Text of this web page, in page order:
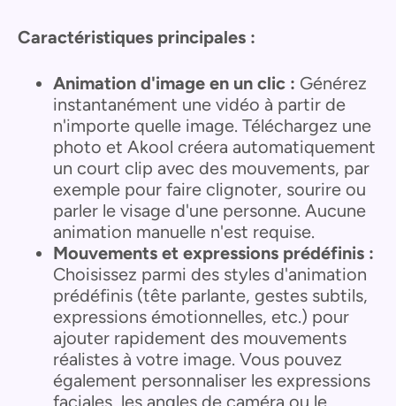
Caractéristiques principales :
Animation d'image en un clic : Générez
instantanément une vidéo à partir de
n'importe quelle image. Téléchargez une
photo et Akool créera automatiquement
un court clip avec des mouvements, par
exemple pour faire clignoter, sourire ou
parler le visage d'une personne. Aucune
animation manuelle n'est requise.
Mouvements et expressions prédéfinis :
Choisissez parmi des styles d'animation
prédéfinis (tête parlante, gestes subtils,
expressions émotionnelles, etc.) pour
ajouter rapidement des mouvements
réalistes à votre image. Vous pouvez
également personnaliser les expressions
faciales, les angles de caméra ou le